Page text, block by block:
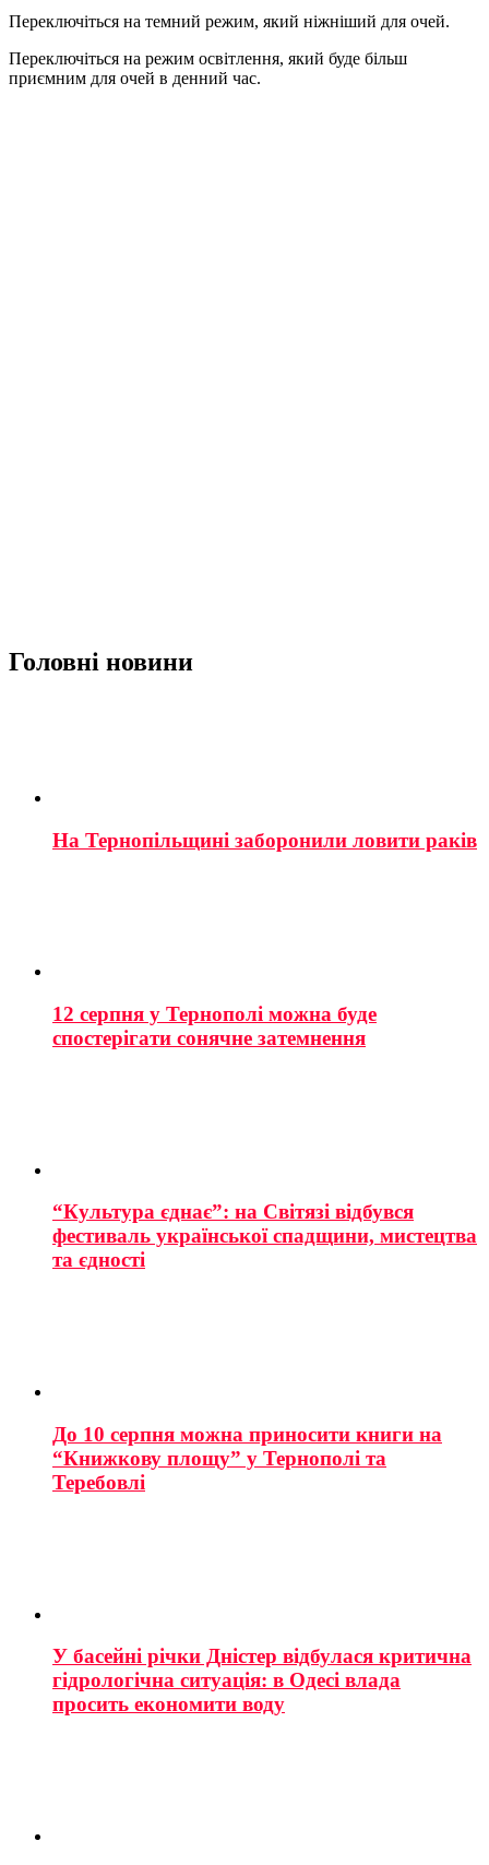
Переключіться на темний режим, який ніжніший для очей.
Переключіться на режим освітлення, який буде більш
приємним для очей в денний час.
Головні новини
На Тернопільщині заборонили ловити раків
12 серпня у Тернополі можна буде
спостерігати сонячне затемнення
“Культура єднає”: на Світязі відбувся
фестиваль української спадщини, мистецтва
та єдності
До 10 серпня можна приносити книги на
“Книжкову площу” у Тернополі та
Теребовлі
У басейні річки Дністер відбулася критична
гідрологічна ситуація: в Одесі влада
просить економити воду